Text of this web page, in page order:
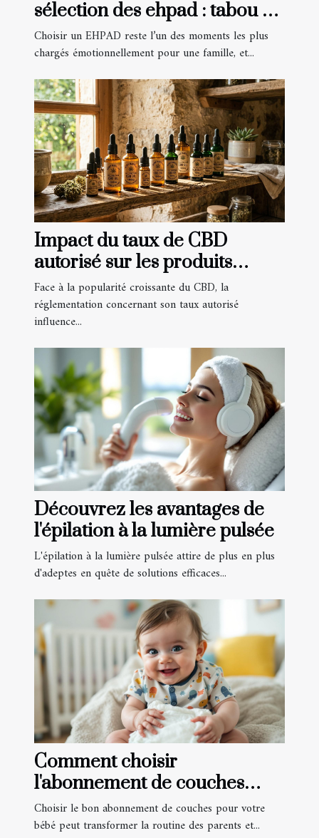
sélection des ehpad : tabou ou
réalité ?
Choisir un EHPAD reste l’un des moments les plus
chargés émotionnellement pour une famille, et...
Impact du taux de CBD
autorisé sur les produits
disponibles
Face à la popularité croissante du CBD, la
réglementation concernant son taux autorisé
influence...
Découvrez les avantages de
l'épilation à la lumière pulsée
L'épilation à la lumière pulsée attire de plus en plus
d'adeptes en quête de solutions efficaces...
Comment choisir
l'abonnement de couches
idéal pour votre bébé?
Choisir le bon abonnement de couches pour votre
bébé peut transformer la routine des parents et...